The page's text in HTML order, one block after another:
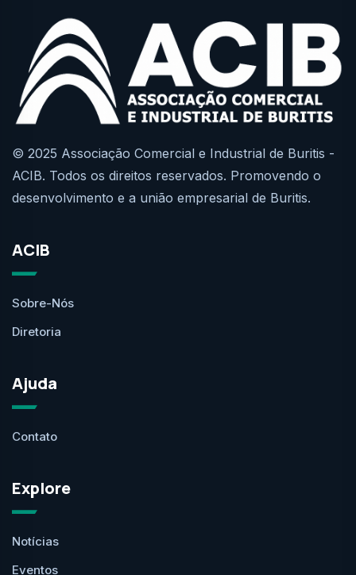
© 2025 Associação Comercial e Industrial de Buritis -
ACIB. Todos os direitos reservados. Promovendo o
desenvolvimento e a união empresarial de Buritis.
ACIB
Sobre-Nós
Diretoria
Ajuda
Contato
Explore
Notícias
Eventos